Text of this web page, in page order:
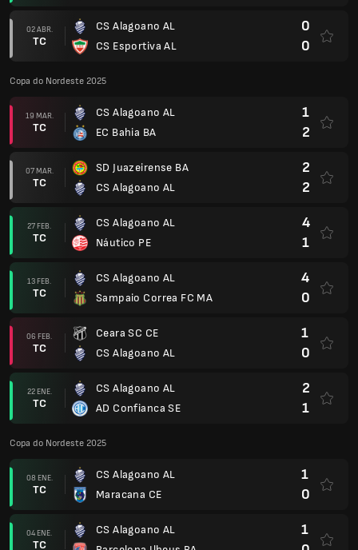
02 ABR.
TC
CS Alagoano AL
CS Esportiva AL
0
0
Copa do Nordeste 2025
19 MAR.
TC
CS Alagoano AL
EC Bahia BA
1
2
07 MAR.
TC
SD Juazeirense BA
CS Alagoano AL
2
2
27 FEB.
TC
CS Alagoano AL
Náutico PE
4
1
13 FEB.
TC
CS Alagoano AL
Sampaio Correa FC MA
4
0
06 FEB.
TC
Ceara SC CE
CS Alagoano AL
1
0
22 ENE.
TC
CS Alagoano AL
AD Confianca SE
2
1
Copa do Nordeste 2025
08 ENE.
TC
CS Alagoano AL
Maracana CE
1
0
04 ENE.
TC
CS Alagoano AL
1